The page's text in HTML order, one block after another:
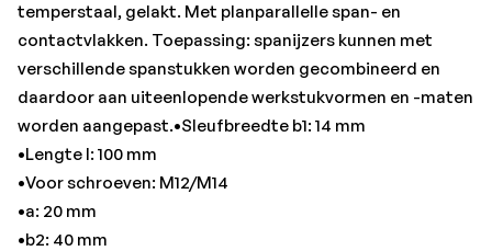
temperstaal, gelakt. Met planparallelle span- en
contactvlakken. Toepassing: spanijzers kunnen met
verschillende spanstukken worden gecombineerd en
daardoor aan uiteenlopende werkstukvormen en -maten
worden aangepast.•Sleufbreedte b1: 14 mm
•Lengte l: 100 mm
•Voor schroeven: M12/M14
•a: 20 mm
•b2: 40 mm